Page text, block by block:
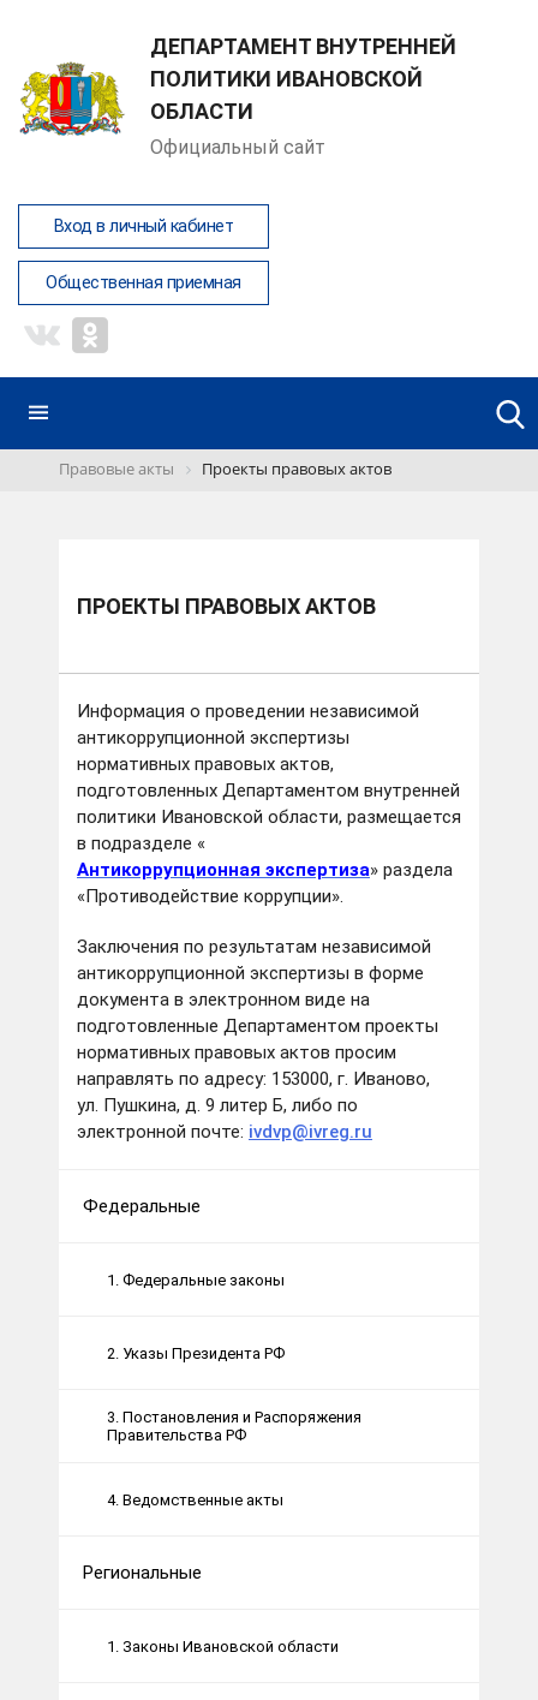
ДЕПАРТАМЕНТ ВНУТРЕННЕЙ
ПОЛИТИКИ ИВАНОВСКОЙ
ОБЛАСТИ
Официальный сайт
Вход в личный кабинет
Общественная приемная
Правовые акты Проекты правовых актов
ПРОЕКТЫ ПРАВОВЫХ АКТОВ
Информация о проведении независимой
антикоррупционной экспертизы
нормативных правовых актов,
подготовленных Департаментом внутренней
политики Ивановской области, размещается
в подразделе «
Антикоррупционная экспертиза» раздела
«Противодействие коррупции».
Заключения по результатам независимой
антикоррупционной экспертизы в форме
документа в электронном виде на
подготовленные Департаментом проекты
нормативных правовых актов просим
направлять по адресу: 153000, г. Иваново,
ул. Пушкина, д. 9 литер Б, либо по
электронной почте: ivdvp@ivreg.ru
Федеральные
1. Федеральные законы
2. Указы Президента РФ
3. Постановления и Распоряжения
Правительства РФ
4. Ведомственные акты
Региональные
1. Законы Ивановской области